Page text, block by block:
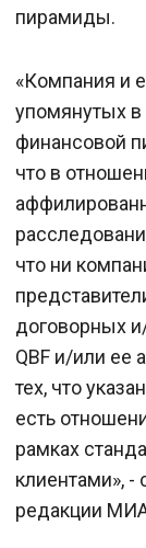
пирамиды.
«Компания и
упомянутых
финансовой
что в
что ни
договорных
QBF и/или ее
тех, что
есть
рамках
клиентами», -
редакции